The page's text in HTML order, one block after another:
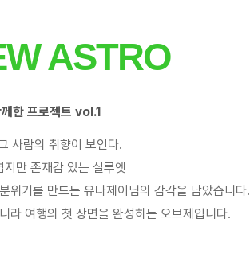
ASTRO
한 프로젝트 vol.1
사람의 취향이 보인다.
만 존재감 있는 실루엣
위기를 만드는 유나제이님의 감각을 담았습니다.
라 여행의 첫 장면을 완성하는 오브제입니다.